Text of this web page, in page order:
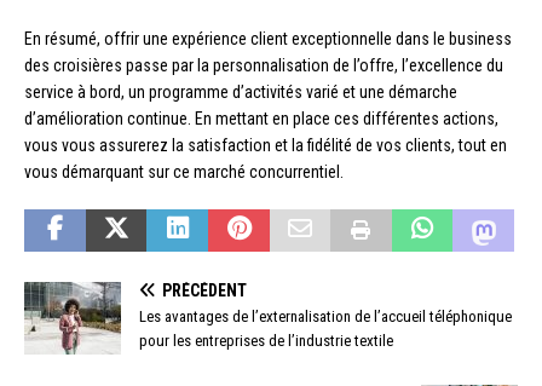
En résumé, offrir une expérience client exceptionnelle dans le business
des croisières passe par la personnalisation de l’offre, l’excellence du
service à bord, un programme d’activités varié et une démarche
d’amélioration continue. En mettant en place ces différentes actions,
vous vous assurerez la satisfaction et la fidélité de vos clients, tout en
vous démarquant sur ce marché concurrentiel.
PRÉCÉDENT
Les avantages de l’externalisation de l’accueil téléphonique
pour les entreprises de l’industrie textile